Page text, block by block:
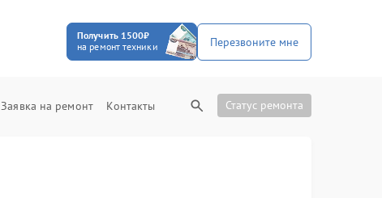
Получить 1500₽
на ремонт техники
Перезвоните мне
Заявка на ремонт Контакты Статус ремонта